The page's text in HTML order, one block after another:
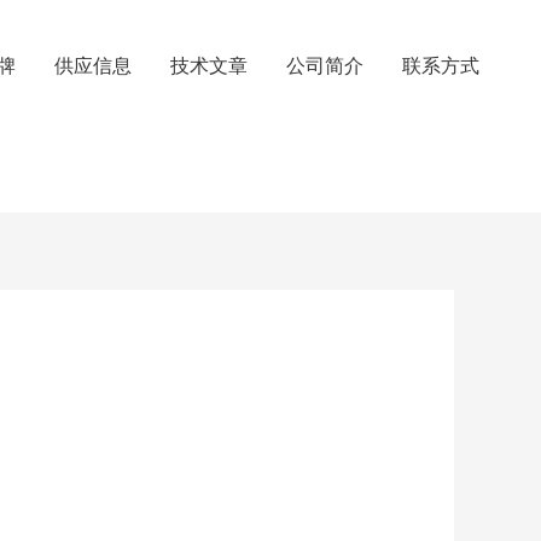
供应信息 技术文章 公司简介 联系方式